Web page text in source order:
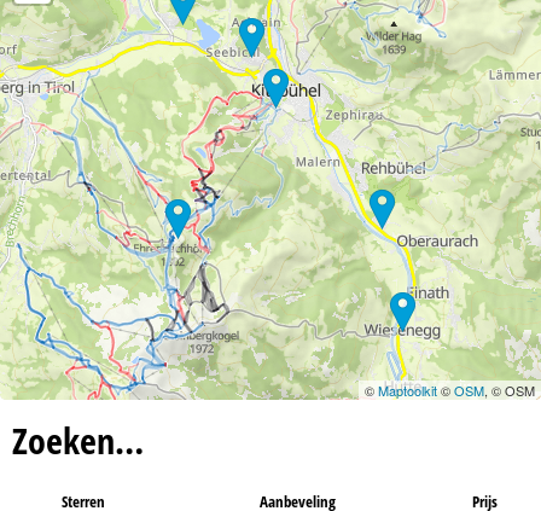
a
©Maptoolkit©OSM, © OSM
Zoeken…
Sterren Aanbeveling Prijs